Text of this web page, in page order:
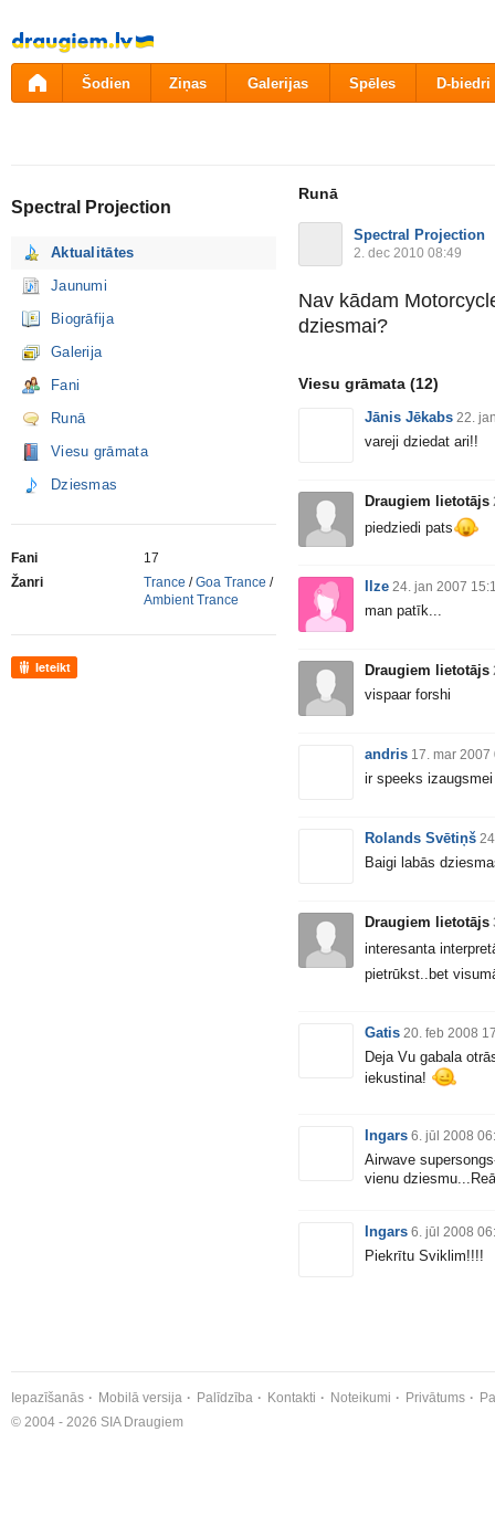
Pāriet
uz
saturu
Šodien Ziņas Galerijas Spēles D-biedri
Spectral Projection
Aktualitātes
Jaunumi
Biogrāfija
Galerija
Fani
Runā
Viesu grāmata
Dziesmas
Fani
17
Žanri
Trance /Goa Trance /
Ambient Trance
Ieteikt
Runā
Spectral Projection
2. dec 2010 08:49
Nav kādam
dziesmai?
Viesu grāmata (12)
Jānis Jēkabs 22.
vareji dziedat ari!!
Draugiem lietotājs
piedziedi pats
Ilze 24. jan 2007
man patīk...
Draugiem lietotājs
vispaar forshi
andris 17. mar 2007
ir speeks izaugsmei
Rolands Svētiņš
Baigi labās
Draugiem lietotājs
interesanta
pietrūkst..bet
Gatis 20. feb 2008
Deja Vu gabala
iekustina!
Ingars 6. jūl 2008
Airwave
vienu
Ingars 6. jūl 2008
Piekrītu Sviklim!!!!
Iepazīšanās Mobilā versija Palīdzība Kontakti Noteikumi Privātums
© 2004 - 2026 SIA Draugiem